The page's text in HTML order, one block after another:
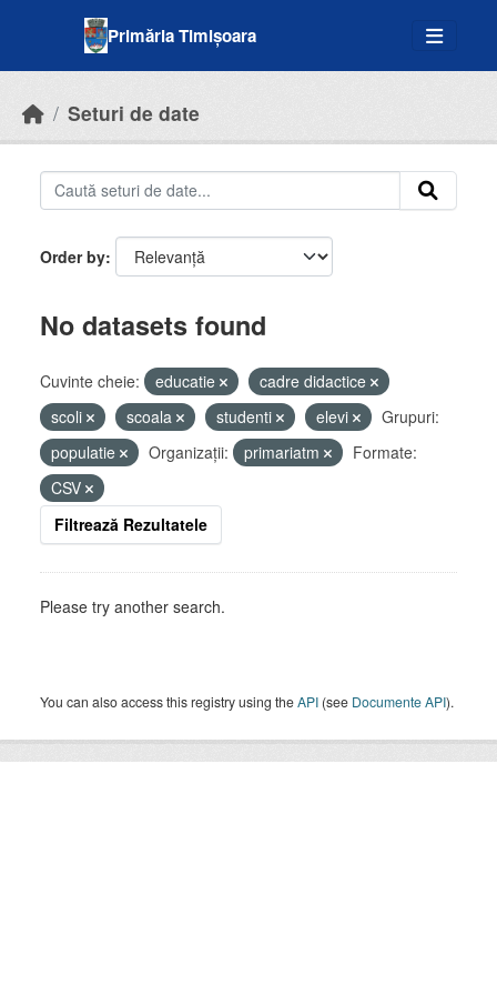
Primăria Timișoara
Seturi de date
Order by
No datasets found
Cuvinte cheie: educatie
cadre didactice
scoli
scoala studenti elevi
Grupuri:
populatie
Organizații: primariatm
Formate:
CSV
Filtrează Rezultatele
Please try another search.
You can also access this registry using theAPI (see Documente API).